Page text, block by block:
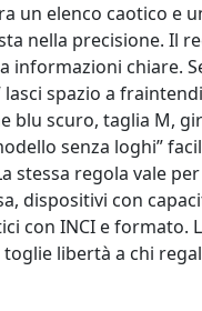
un elenco caotico e
nella precisione. Il
informazioni chiare.
lasci spazio a
blu scuro, taglia M,
senza loghi”
stessa regola vale
dispositivi con
con INCI e formato.
libertà a chi